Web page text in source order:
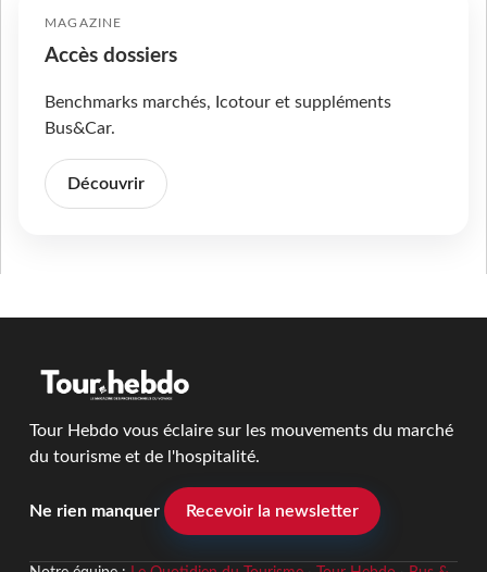
MAGAZINE
Accès dossiers
Benchmarks marchés, Icotour et suppléments
Bus&Car.
Découvrir
Tour Hebdo vous éclaire sur les mouvements du marché
du tourisme et de l'hospitalité.
Ne rien manquer Recevoir la newsletter